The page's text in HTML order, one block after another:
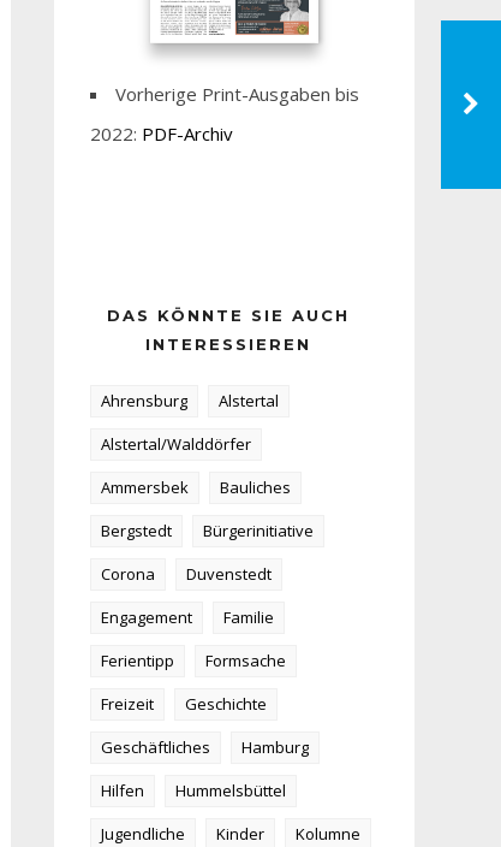
Vorherige Print-Ausgaben bis
2022: PDF-Archiv
DAS KÖNNTE SIE AUCH
INTERESSIEREN
Ahrensburg
Alstertal
Alstertal/Walddörfer
Ammersbek
Bauliches
Bergstedt
Bürgerinitiative
Corona
Duvenstedt
Engagement
Familie
Ferientipp
Formsache
Freizeit
Geschichte
Geschäftliches
Hamburg
Hilfen
Hummelsbüttel
Jugendliche
Kinder
Kolumne